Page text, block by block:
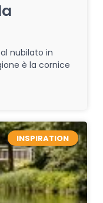
nubilato in
è la cornice
INSPIRATION